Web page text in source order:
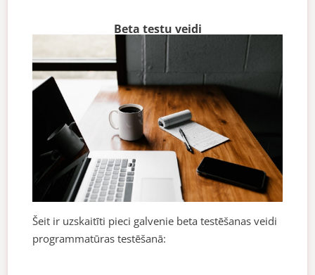
Beta testu veidi
Šeit ir uzskaitīti pieci galvenie beta testēšanas veidi
programmatūras testēšanā: